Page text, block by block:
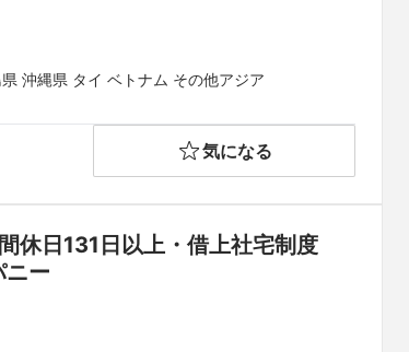
沖縄県 タイ ベトナム その他アジア
気になる
休日131日以上・借上社宅制度